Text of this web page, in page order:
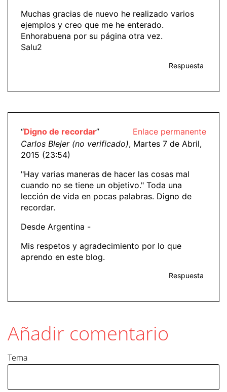
Muchas gracias de nuevo he realizado varios
ejemplos y creo que me he enterado.
Enhorabuena por su página otra vez.
Salu2
Respuesta
Enlace permanente
“Digno de recordar”
Carlos Blejer (no verificado), Martes 7 de Abril,
2015 (23:54)
"Hay varias maneras de hacer las cosas mal
cuando no se tiene un objetivo." Toda una
lección de vida en pocas palabras. Digno de
recordar.
Desde Argentina -
Mis respetos y agradecimiento por lo que
aprendo en este blog.
Respuesta
Añadir comentario
Tema